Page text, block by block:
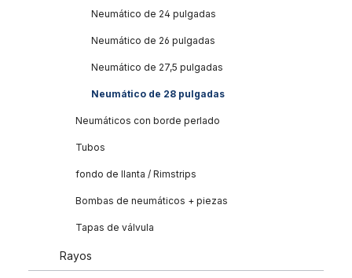
Neumático de 24 pulgadas
Neumático de 26 pulgadas
Neumático de 27,5 pulgadas
Neumático de 28 pulgadas
Neumáticos con borde perlado
Tubos
fondo de llanta / Rimstrips
Bombas de neumáticos + piezas
Tapas de válvula
Rayos